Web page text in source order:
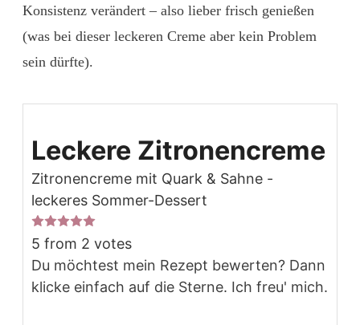
Konsistenz verändert – also lieber frisch genießen
(was bei dieser leckeren Creme aber kein Problem
sein dürfte).
Leckere Zitronencreme
Zitronencreme mit Quark & Sahne -
leckeres Sommer-Dessert
5 from 2 votes
Du möchtest mein Rezept bewerten? Dann
klicke einfach auf die Sterne. Ich freu' mich.